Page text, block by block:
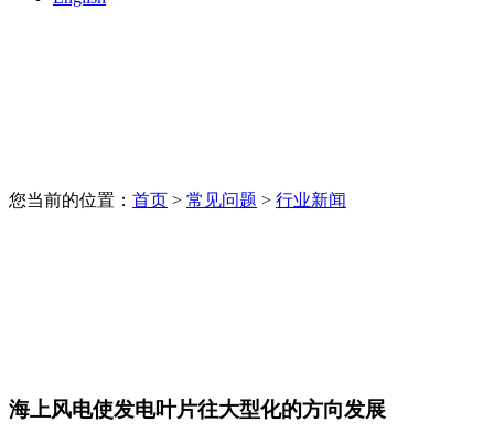
您当前的位置： 首页 > 常见问题 > 行业新闻
海上风电使发电叶片往大型化的方向发展